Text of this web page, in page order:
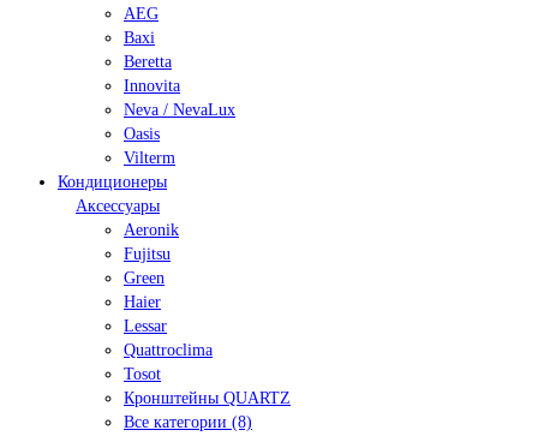
AEG
Baxi
Beretta
Innovita
Neva / NevaLux
Oasis
Vilterm
Кондиционеры
Аксессуары
Aeronik
Fujitsu
Green
Haier
Lessar
Quattroclima
Tosot
Кронштейны QUARTZ
Все категории (8)